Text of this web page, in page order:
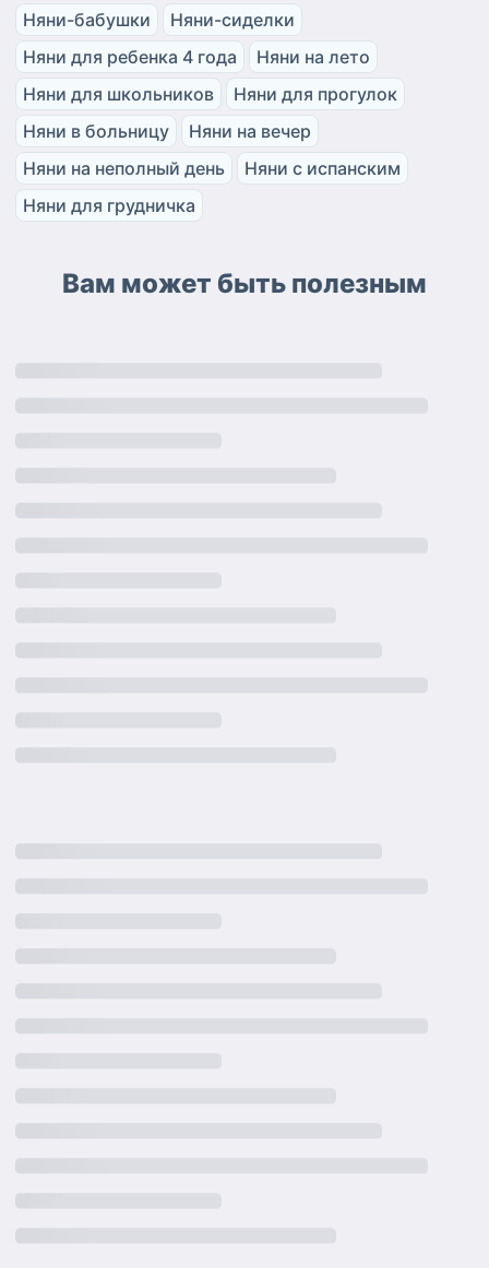
Няни-бабушки
Няни-сиделки
Няни для ребенка 4 года
Няни на лето
Няни для школьников
Няни для прогулок
Няни в больницу
Няни на вечер
Няни на неполный день
Няни с испанским
Няни для грудничка
Вам может быть полезным